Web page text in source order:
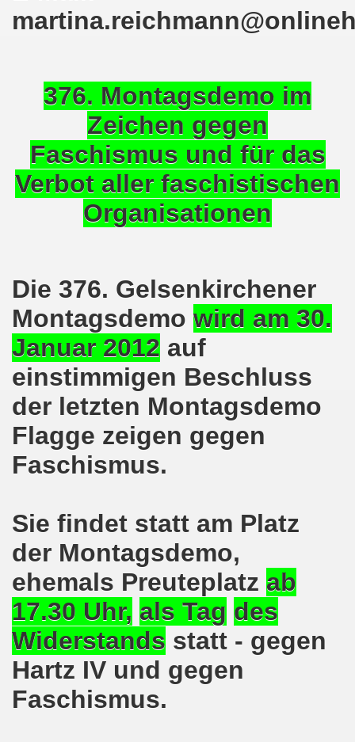
376. Montagsdemo im
Zeichen gegen
Faschismus und für das
Verbot aller faschistischen
Organisationen
Die 376. Gelsenkirchener
Montagsdemo wird am 30.
Januar 2012 auf
einstimmigen Beschluss
der letzten Montagsdemo
Flagge zeigen gegen
Faschismus.
Sie findet statt am Platz
der Montagsdemo,
ehemals Preuteplatz ab
17.30 Uhr, als Tag des
Widerstands statt - gegen
Hartz IV und gegen
Faschismus.
Bewegung als Korrespondenz veröffentlicht von
am 10.07.2023 auf dem Heinrich-König-
Bewegung Gelsenkirchen sagt am 12.06.2023 „Nein“
am 12.06.2023 um 17.30 Uhr auf dem
der Befreiung vom Hitler-Faschismus - aktiver
dem Heinrich-König-Platz als Kundgebungsplatz
solidarisch mit den Betroffenen am
am 13.02.2023: Aktiver Widerstand gegen
am 23.01.2023: Nebenkostenexplosion
im neuen Jahr 2023 am 23.01.2023 mit
Bewegung am 21.11.2022: Sofortiger Stopp des
Montagsdemo-Bewegung am 14.11.2022 auf dem
am 10.10.2022: "Jin - Jiyan - Azadi -
Herbstdemonstration gegen die Politik der
ruft auf am 10.10.2022 zur Solidarität mit den
erst recht am 01.10.2022 nach Berlin zur
lädt am 12.09.2022 ein: Entlastungs-Paket
wir den III. Weltkrieg! Kommt zum Antikriegstag